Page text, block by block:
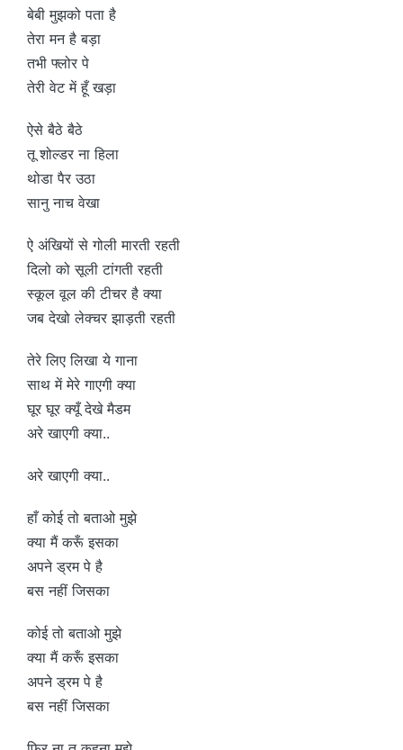
बेबी मुझको पता है
तेरा मन है बड़ा
तभी फ्लोर पे
तेरी वेट में हूँ खड़ा
ऐसे बैठे बैठे
तू शोल्डर ना हिला
थोडा पैर उठा
सानु नाच वेखा
ऐ अंखियों से गोली मारती रहती
दिलो को सूली टांगती रहती
स्कूल वूल की टीचर है क्या
जब देखो लेक्चर झाड़ती रहती
तेरे लिए लिखा ये गाना
साथ में मेरे गाएगी क्या
घूर घूर क्यूँ देखे मैडम
अरे खाएगी क्या..
अरे खाएगी क्या..
हाँ कोई तो बताओ मुझे
क्या मैं करूँ इसका
अपने ड्रम पे है
बस नहीं जिसका
कोई तो बताओ मुझे
क्या मैं करूँ इसका
अपने ड्रम पे है
बस नहीं जिसका